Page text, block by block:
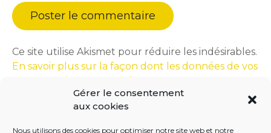
Gérer le consentement
aux cookies
Nous utilisons des cookies pour optimiser notre site web et notre
Ce site utilise Akismet pour réduire les indésirables.
En savoir plus sur la façon dont les données de vos